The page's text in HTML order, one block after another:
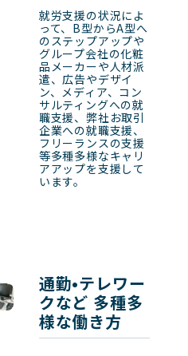
就労支援の状況によ
って、B型からA型へ
のステップアップや
グループ会社の化粧
品メーカーや人材派
遣、広告やデザイ
ン、メディア、コン
サルティングへの就
職支援、弊社お取引
企業への就職支援、
フリーランスの支援
等多種多様なキャリ
アアップを支援して
います。
通勤•テレワー
クなど 多種多
様な働き方